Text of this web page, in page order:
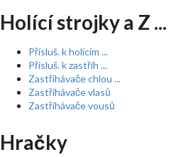
Holící strojky a Z ...
Přísluš. k holícím ...
Přísluš. k zastřih ...
Zastřihávače chlou ...
Zastřihávače vlasů
Zastřihávače vousů
Hračky